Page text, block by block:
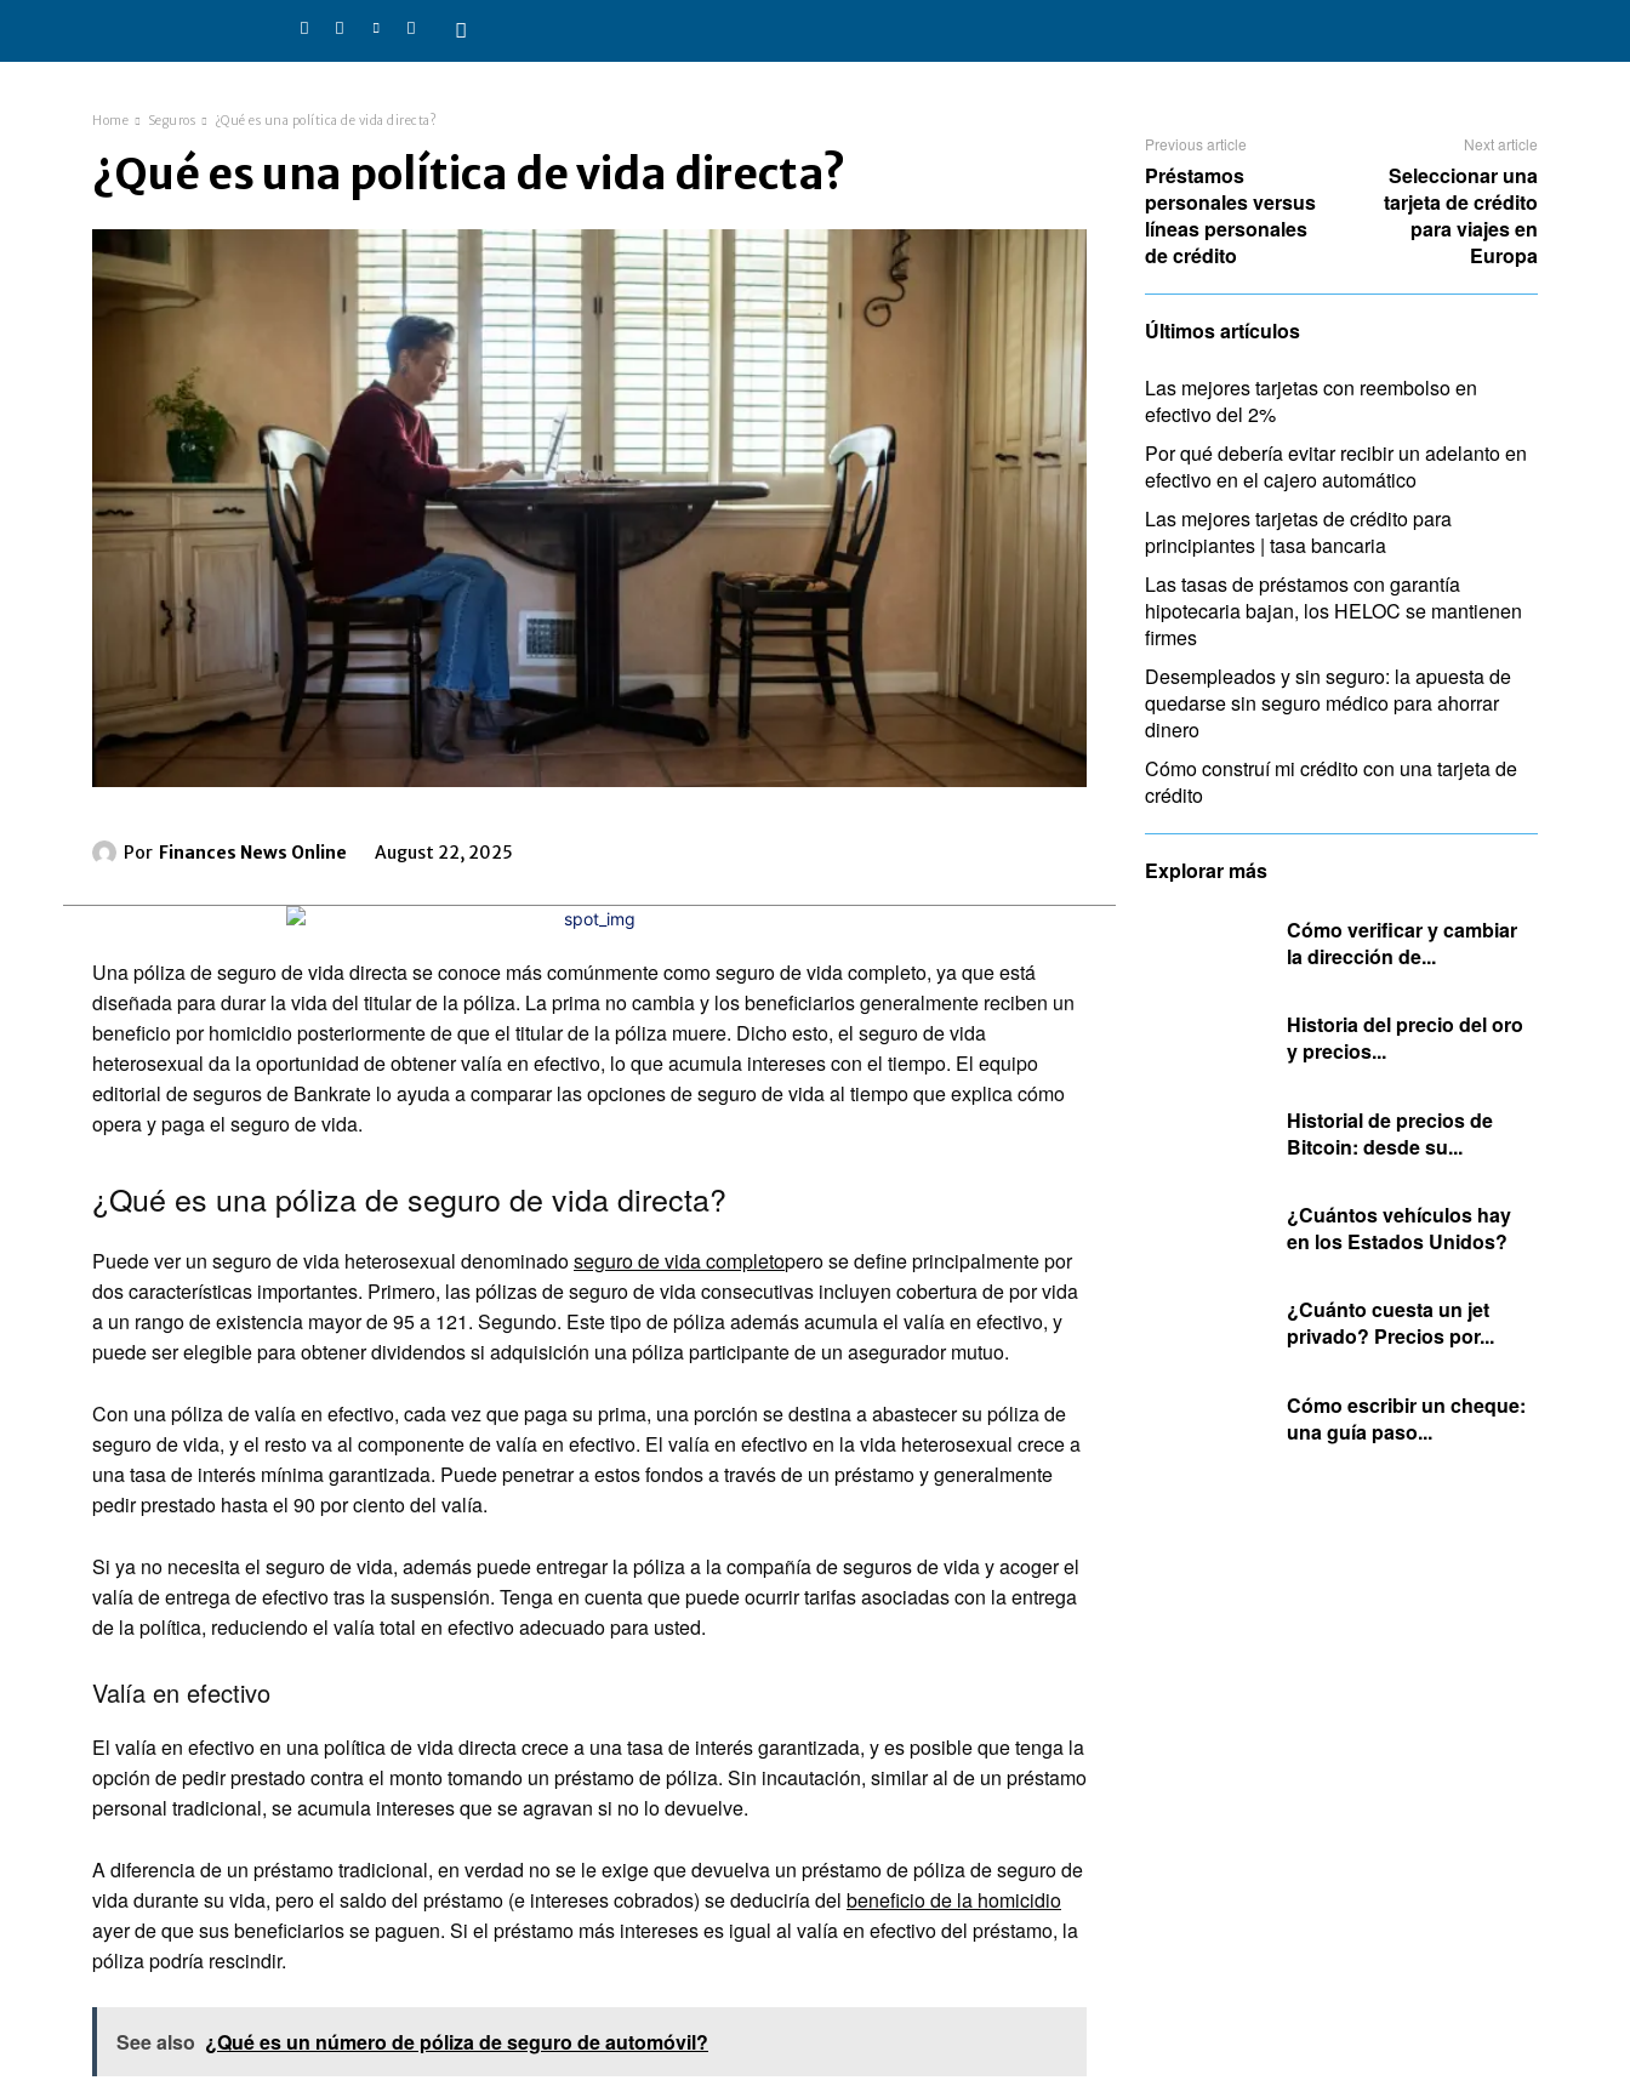
Home Seguros ¿Qué es una política de vida directa?
¿Qué es una política de vida directa?
Por Finances News Online August 22, 2025
Una póliza de seguro de vida directa se conoce más comúnmente como seguro de vida completo, ya que está
diseñada para durar la vida del titular de la póliza. La prima no cambia y los beneficiarios generalmente reciben un
beneficio por homicidio posteriormente de que el titular de la póliza muere. Dicho esto, el seguro de vida
heterosexual da la oportunidad de obtener valía en efectivo, lo que acumula intereses con el tiempo. El equipo
editorial de seguros de Bankrate lo ayuda a comparar las opciones de seguro de vida al tiempo que explica cómo
opera y paga el seguro de vida.
¿Qué es una póliza de seguro de vida directa?
Puede ver un seguro de vida heterosexual denominadoseguro de vida completopero se define principalmente por
dos características importantes. Primero, las pólizas de seguro de vida consecutivas incluyen cobertura de por vida
a un rango de existencia mayor de 95 a 121. Segundo. Este tipo de póliza además acumula el valía en efectivo, y
puede ser elegible para obtener dividendos si adquisición una póliza participante de un asegurador mutuo.
Con una póliza de valía en efectivo, cada vez que paga su prima, una porción se destina a abastecer su póliza de
seguro de vida, y el resto va al componente de valía en efectivo. El valía en efectivo en la vida heterosexual crece a
una tasa de interés mínima garantizada. Puede penetrar a estos fondos a través de un préstamo y generalmente
pedir prestado hasta el 90 por ciento del valía.
Si ya no necesita el seguro de vida, además puede entregar la póliza a la compañía de seguros de vida y acoger el
valía de entrega de efectivo tras la suspensión. Tenga en cuenta que puede ocurrir tarifas asociadas con la entrega
de la política, reduciendo el valía total en efectivo adecuado para usted.
Valía en efectivo
El valía en efectivo en una política de vida directa crece a una tasa de interés garantizada, y es posible que tenga la
opción de pedir prestado contra el monto tomando un préstamo de póliza. Sin incautación, similar al de un préstamo
personal tradicional, se acumula intereses que se agravan si no lo devuelve.
A diferencia de un préstamo tradicional, en verdad no se le exige que devuelva un préstamo de póliza de seguro de
vida durante su vida, pero el saldo del préstamo (e intereses cobrados) se deduciría del beneficio de la homicidio
ayer de que sus beneficiarios se paguen. Si el préstamo más intereses es igual al valía en efectivo del préstamo, la
póliza podría rescindir.
See also ¿Qué es un número de póliza de seguro de automóvil?
Previous article
Préstamos
personales versus
líneas personales
de crédito
Next article
Seleccionar una
tarjeta de crédito
para viajes en
Europa
Últimos artículos
Las mejores tarjetas con reembolso en
efectivo del 2%
Por qué debería evitar recibir un adelanto en
efectivo en el cajero automático
Las mejores tarjetas de crédito para
principiantes | tasa bancaria
Las tasas de préstamos con garantía
hipotecaria bajan, los HELOC se mantienen
firmes
Desempleados y sin seguro: la apuesta de
quedarse sin seguro médico para ahorrar
dinero
Cómo construí mi crédito con una tarjeta de
crédito
Explorar más
Cómo verificar y cambiar
la dirección de...
Historia del precio del oro
y precios...
Historial de precios de
Bitcoin: desde su...
¿Cuántos vehículos hay
en los Estados Unidos?
¿Cuánto cuesta un jet
privado? Precios por...
Cómo escribir un cheque:
una guía paso...